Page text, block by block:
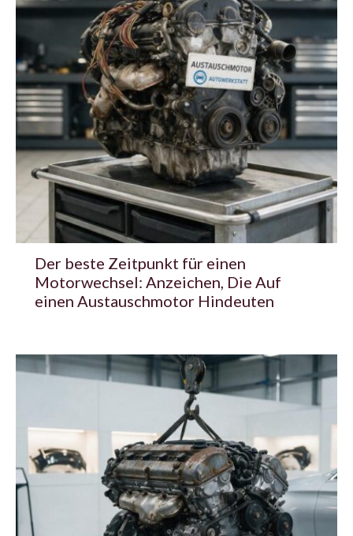
Der beste Zeitpunkt für einen
Motorwechsel: Anzeichen, Die Auf
einen Austauschmotor Hindeuten